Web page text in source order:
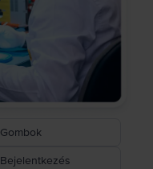
Gombok
Bejelentkezés